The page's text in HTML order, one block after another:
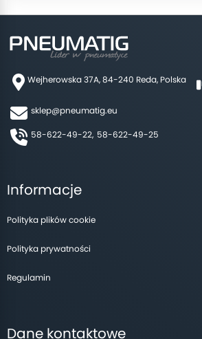
Wejherowska 37A, 84-240 Reda, Polska
sklep@pneumatig.eu
58-622-49-22, 58-622-49-25
Informacje
Polityka plików cookie
Polityka prywatności
Regulamin
Dane kontaktowe